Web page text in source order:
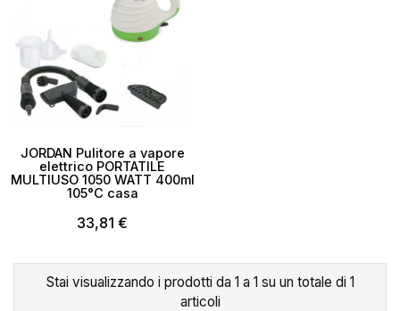
JORDAN Pulitore a vapore
elettrico PORTATILE
MULTIUSO 1050 WATT 400ml
105°C casa
33,81 €
Stai visualizzando i prodotti da 1 a 1 su un totale di 1
articoli
Crea lista dei desideri ×